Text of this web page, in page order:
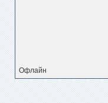
Офлайн